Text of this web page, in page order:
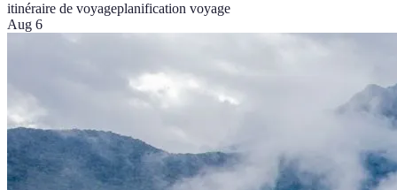
itinéraire de voyageplanification voyage
Aug 6